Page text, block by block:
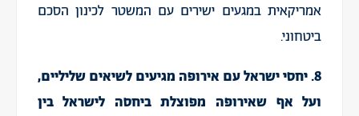
אמריקאית במגעים ישירים עם המשטר לכינון הסכם
ביטחוני.
8. יחסי ישראל עם אירופה מגיעים לשיאים שליליים,
ועל אף שאירופה מפוצלת ביחסה לישראל בין